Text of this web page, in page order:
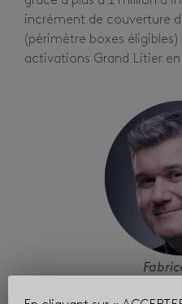
incrément de couverture
(périmètre boxes éligibles)
activations Grand Litier en